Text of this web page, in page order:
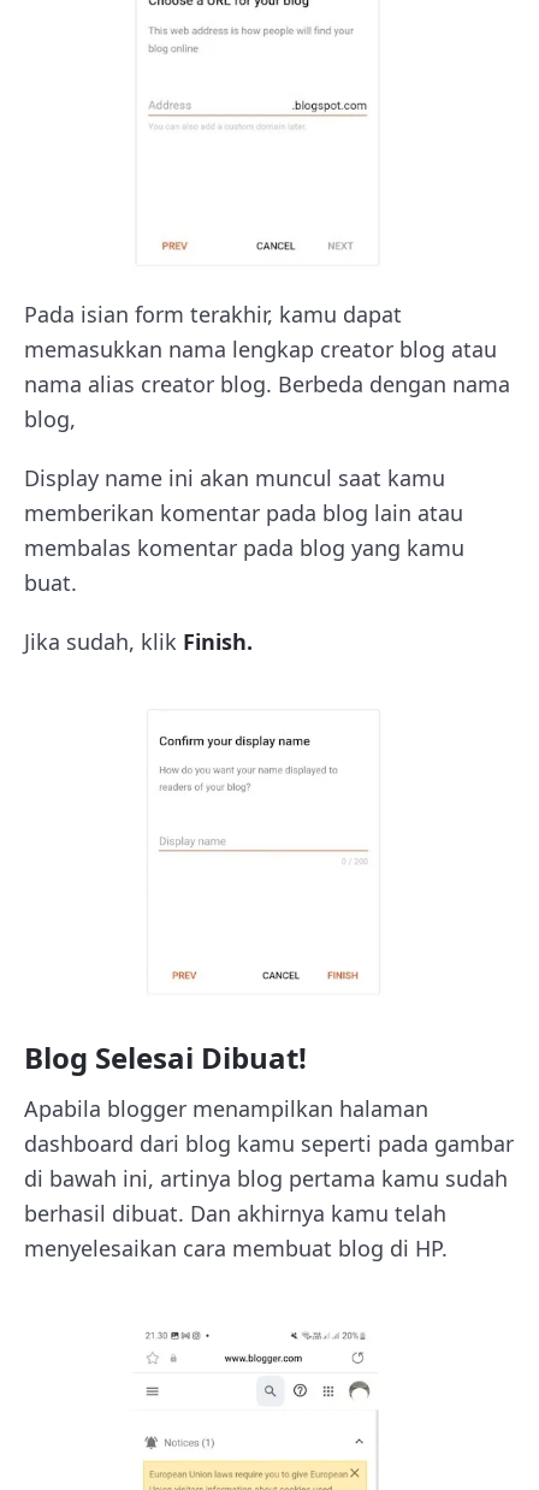
Pada isian form terakhir, kamu dapat
memasukkan nama lengkap creator blog atau
nama alias creator blog. Berbeda dengan nama
blog,
Display name ini akan muncul saat kamu
memberikan komentar pada blog lain atau
membalas komentar pada blog yang kamu
buat.
Jika sudah, klik Finish.
Blog Selesai Dibuat!
Apabila blogger menampilkan halaman
dashboard dari blog kamu seperti pada gambar
di bawah ini, artinya blog pertama kamu sudah
berhasil dibuat. Dan akhirnya kamu telah
menyelesaikan cara membuat blog di HP.